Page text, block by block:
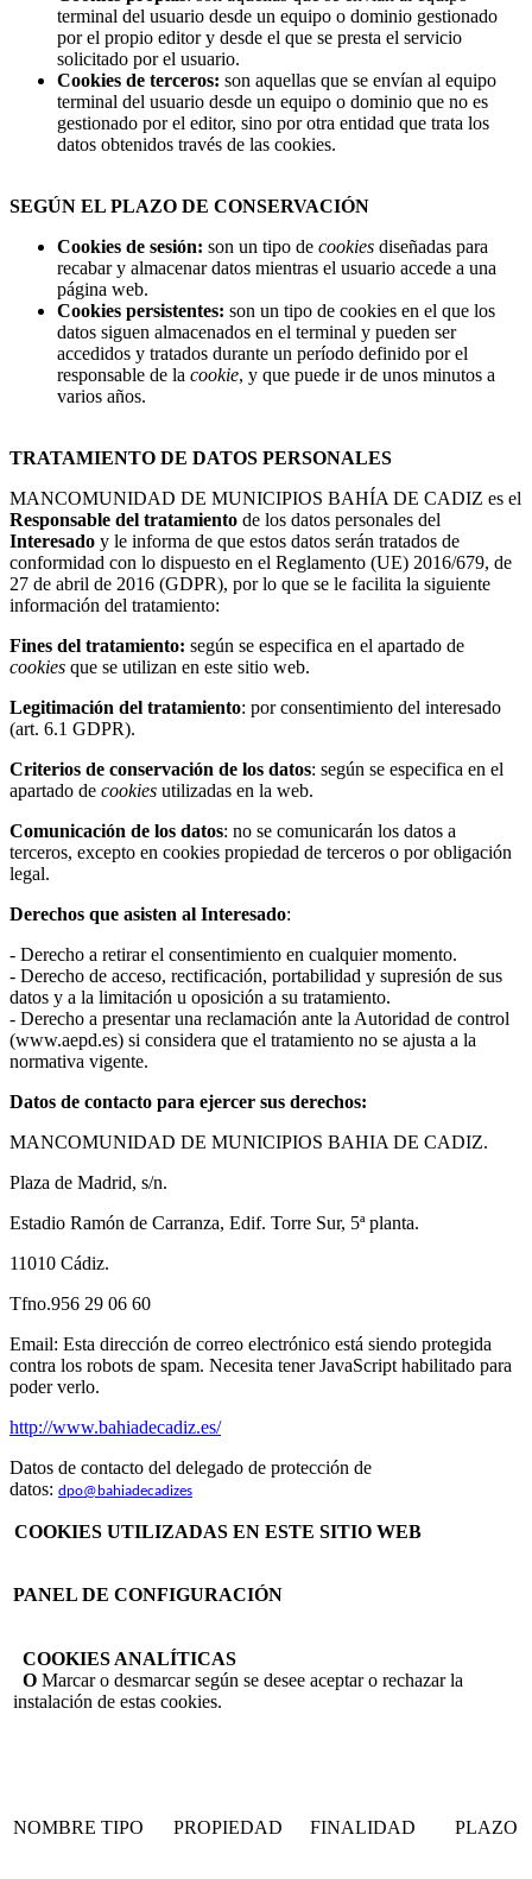
terminal del usuario desde un equipo o dominio gestionado
por el propio editor y desde el que se presta el servicio
solicitado por el usuario.
Cookies de terceros: son aquellas que se envían al equipo
terminal del usuario desde un equipo o dominio que no es
gestionado por el editor, sino por otra entidad que trata los
datos obtenidos través de las cookies.
SEGÚN EL PLAZO DE CONSERVACIÓN
Cookies de sesión: son un tipo de cookies diseñadas para
recabar y almacenar datos mientras el usuario accede a una
página web.
Cookies persistentes: son un tipo de cookies en el que los
datos siguen almacenados en el terminal y pueden ser
accedidos y tratados durante un período definido por el
responsable de la cookie, y que puede ir de unos minutos a
varios años.
TRATAMIENTO DE DATOS PERSONALES
MANCOMUNIDAD DE MUNICIPIOS BAHÍA DE CADIZ es el
Responsable del tratamiento de los datos personales del
Interesado y le informa de que estos datos serán tratados de
conformidad con lo dispuesto en el Reglamento (UE) 2016/679, de
27 de abril de 2016 (GDPR), por lo que se le facilita la siguiente
información del tratamiento:
Fines del tratamiento: según se especifica en el apartado de
cookies que se utilizan en este sitio web.
Legitimación del tratamiento: por consentimiento del interesado
(art. 6.1 GDPR).
Criterios de conservación de los datos: según se especifica en el
apartado de cookies utilizadas en la web.
Comunicación de los datos: no se comunicarán los datos a
terceros, excepto en cookies propiedad de terceros o por obligación
legal.
Derechos que asisten al Interesado:
- Derecho a retirar el consentimiento en cualquier momento.
- Derecho de acceso, rectificación, portabilidad y supresión de sus
datos y a la limitación u oposición a su tratamiento.
- Derecho a presentar una reclamación ante la Autoridad de control
(www.aepd.es) si considera que el tratamiento no se ajusta a la
normativa vigente.
Datos de contacto para ejercer sus derechos:
MANCOMUNIDAD DE MUNICIPIOS BAHIA DE CADIZ.
Plaza de Madrid, s/n.
Estadio Ramón de Carranza, Edif. Torre Sur, 5ª planta.
11010 Cádiz.
Tfno.956 29 06 60
Email: Esta dirección de correo electrónico está siendo protegida
contra los robots de spam. Necesita tener JavaScript habilitado para
poder verlo.
http://www.bahiadecadiz.es/
Datos de contacto del delegado de protección de
datos: dpo@bahiadecadizes
COOKIES UTILIZADAS EN ESTE SITIO WEB
PANEL DE CONFIGURACIÓN
COOKIES ANALÍTICAS
O Marcar o desmarcar según se desee aceptar o rechazar la
instalación de estas cookies.
NOMBRE TIPO PROPIEDAD FINALIDAD PLAZO